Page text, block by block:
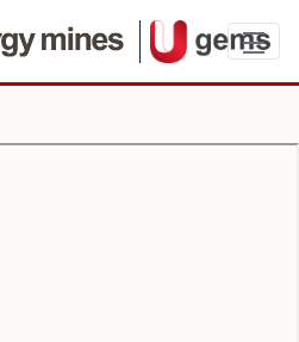
(iSafe) - User